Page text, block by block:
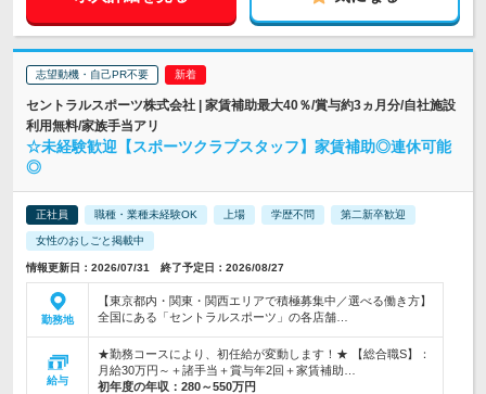
志望動機・自己PR不要
セントラルスポーツ株式会社 | 家賃補助最大40％/賞与約3ヵ月分/自社施設
利用無料/家族手当アリ
☆未経験歓迎【スポーツクラブスタッフ】家賃補助◎連休可能
◎
正社員 職種・業種未経験OK 上場 学歴不問 第二新卒歓迎
女性のおしごと掲載中
情報更新日：2026/07/31 終了予定日：2026/08/27
勤務地
【東京都内・関東・関西エリアで積極募集中／選べる働き方】
全国にある「セントラルスポーツ」の各店舗…
給与
★勤務コースにより、初任給が変動します！★ 【総合職S】：
月給30万円～＋諸手当＋賞与年2回＋家賃補助…
初年度の年収： 280～550万円